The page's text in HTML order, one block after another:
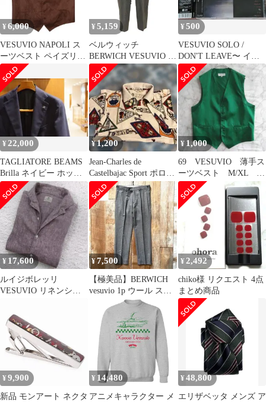
¥ 6,000
VESUVIO NAPOLI ス
ーツベスト ペイズリー
柄 ブラウン系 メンズ
US-XLサイズ 胸囲約
120cm hsc-0769n
¥ 5,159
ベルウィッチ
BERWICH VESUVIO 1P
メンズ 42
¥500
VESUVIO SOLO /
DON'T LEAVE〜 イン
ディーAOR
¥22,000
TAGLIATORE BEAMS
Brilla ネイビー ホップ
サックジャケット
¥1,200
Jean-Charles de
Castelbajac Sport ポロシ
ャツ
¥ 1,000
69 VESUVIO 薄手ス
ーツベスト M/XL
緑 ジレベスト US古
着
¥ 17,600
ルイジボレッリ
VESUVIO リネンシャ
ラウン系 L
¥7,500
【極美品】BERWICH
vesuvio 1p ウール スラ
ックス パンツ 44
¥ 2,492
chiko様 リクエスト 4点
まとめ商品
¥ 9,900
新品 モンアート ネクタ
¥ 14,480
アニメキャラクター メ
¥48,800
エリザベッタ メンズ ア